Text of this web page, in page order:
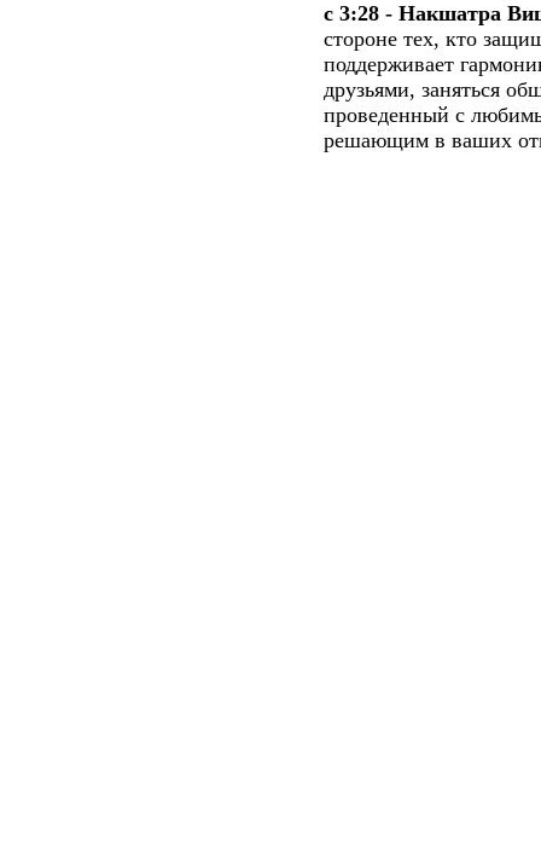
с 3:28 - Накшатра
стороне тех, кто
поддерживает
друзьями, заняться
проведенный с
решающим в ваших